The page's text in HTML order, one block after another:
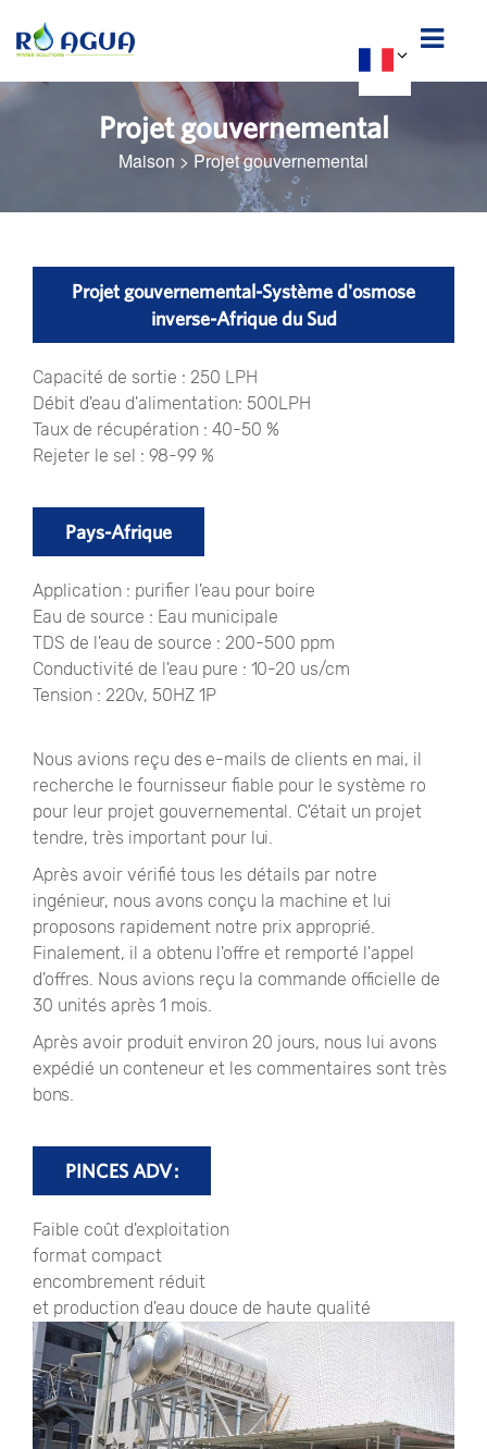
Projet gouvernemental
Maison >Projet gouvernemental
Projet gouvernemental-Système d'osmose
inverse-Afrique du Sud
Capacité de sortie : 250 LPH
Débit d'eau d'alimentation: 500LPH
Taux de récupération : 40-50 %
Rejeter le sel : 98-99 %
Pays-Afrique
Application : purifier l'eau pour boire
Eau de source : Eau municipale
TDS de l'eau de source : 200-500 ppm
Conductivité de l'eau pure : 10-20 us/cm
Tension : 220v, 50HZ 1P
Nous avions reçu des e-mails de clients en mai, il
recherche le fournisseur fiable pour le système ro
pour leur projet gouvernemental. C'était un projet
tendre, très important pour lui.
Après avoir vérifié tous les détails par notre
ingénieur, nous avons conçu la machine et lui
proposons rapidement notre prix approprié.
Finalement, il a obtenu l'offre et remporté l'appel
d'offres. Nous avions reçu la commande officielle de
30 unités après 1 mois.
Après avoir produit environ 20 jours, nous lui avons
expédié un conteneur et les commentaires sont très
bons.
PINCES ADV :
Faible coût d'exploitation
format compact
encombrement réduit
et production d'eau douce de haute qualité